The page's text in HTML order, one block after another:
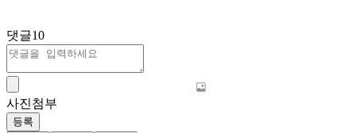
댓글10
사진첨부
등록